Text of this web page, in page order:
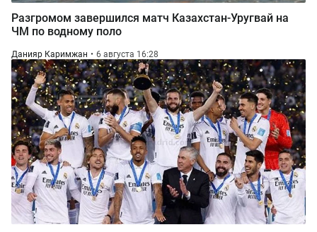
Разгромом завершился матч Казахстан-Уругвай на
ЧМ по водному поло
Данияр Каримжан 6 августа 16:28